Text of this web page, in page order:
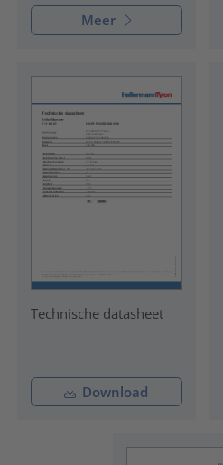
Meer
Technische datasheet
Download